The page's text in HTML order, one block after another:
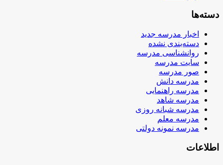
دسته‌ها
اخبار مدرسه جدید
دسته‌بندی نشده
روانشناسی مدرسه
سایت مدرسه
صور مدرسه
مدرسه دانش
مدرسه راهنمایی
مدرسه شاهد
مدرسه شبانه روزی
مدرسه معلم
مدرسه نمونه دولتی
اطلاعات